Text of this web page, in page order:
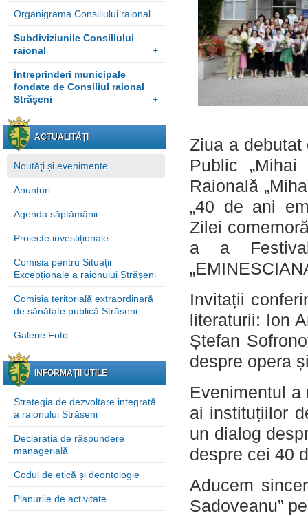
Organigrama Consiliului raional
Subdiviziunile Consiliului
raional
+
Întreprinderi municipale
fondate de Consiliul raional
Strășeni
+
ACTUALITĂȚI
Noutăţi și evenimente
Anunțuri
Agenda săptămânii
Proiecte investiționale
Comisia pentru Situații
Excepționale a raionului Strășeni
Comisia teritorială extraordinară
de sănătate publică Strășeni
Galerie Foto
INFORMAȚII UTILE
Strategia de dezvoltare integrată
a raionului Strășeni
Declarația de răspundere
managerială
Codul de etică și deontologie
Planurile de activitate
Ziua a
Public
Raională
„40 de ani
Zilei
a a
Invitații
literaturii: Ion
Ștefan
despre opera
Evenimentul a
ai instituțiilor
un dialog
despre cei 40
Aducem
Sadoveanu”